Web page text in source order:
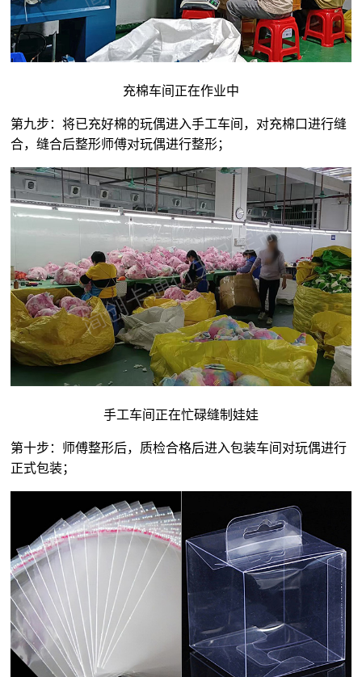
充棉车间正在作业中
第九步：将已充好棉的玩偶进入手工车间，对充棉口进行缝
合，缝合后整形师傅对玩偶进行整形；
手工车间正在忙碌缝制娃娃
第十步：师傅整形后，质检合格后进入包装车间对玩偶进行
正式包装；